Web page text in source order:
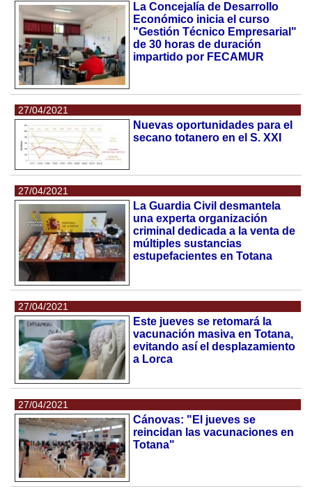
La Concejalía de Desarrollo
Económico inicia el curso
"Gestión Técnico Empresarial"
de 30 horas de duración
impartido por FECAMUR
27/04/2021
Nuevas oportunidades para el
secano totanero en el S. XXI
27/04/2021
La Guardia Civil desmantela
una experta organización
criminal dedicada a la venta de
múltiples sustancias
estupefacientes en Totana
27/04/2021
Este jueves se retomará la
vacunación masiva en Totana,
evitando así el desplazamiento
a Lorca
27/04/2021
Cánovas: "El jueves se
reincidan las vacunaciones en
Totana"